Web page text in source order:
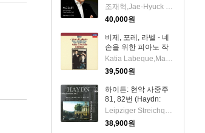
(Mozart: Piano
Sonatas Nos.13, 14
& 16)(CD) - 조재혁
(Jae-Hyuck Cho)
조재혁,Jae-Hyuck Cho
40,000원
비제, 포레, 라벨 - 네
손을 위한 피아노 작
품집 (Bizet: Jeux
D'enfants, Faure:
Dolly Suite, Ravel:
Ma Mere L'oye)
(UHQCD)(일본반) -
Katia Labeque
Katia Labeque,Marielle Labeque
39,500원
하이든: 현악 사중주
81, 82번 (Haydn:
String Quartet No.81
& 82)(CD) -
Leipziger
Leipziger Streichquartett
38,900원